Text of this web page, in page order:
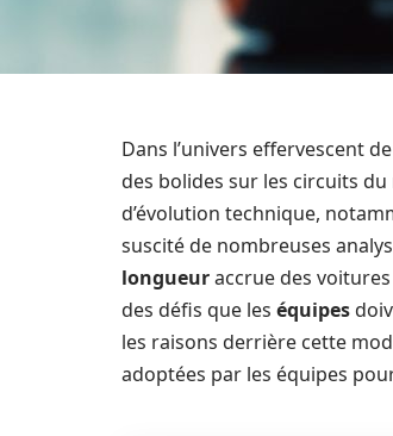
Dans l’univers effervescent
des bolides sur les circuits
d’évolution technique,
suscité de nombreuses
longueuraccrue des
des défis que les équipes
les raisons derrière cette
adoptées par les équipes